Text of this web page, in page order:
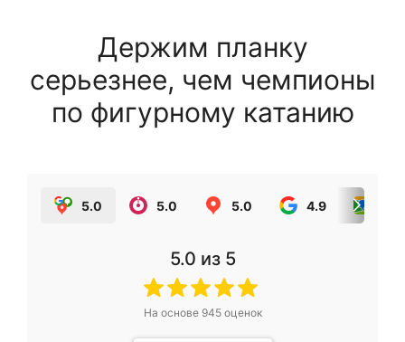
Держим планку
серьезнее, чем чемпионы
по фигурному катанию
5.0 5.0 5.0 4.9
5.0 из 5
На основе 945оценок